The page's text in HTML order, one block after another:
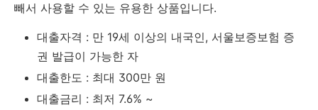
빼서 사용할 수 있는 유용한 상품입니다.
대출자격 : 만 19세 이상의 내국인, 서울보증보험 증
권 발급이 가능한 자
대출한도 : 최대 300만 원
대출금리 : 최저 7.6% ~